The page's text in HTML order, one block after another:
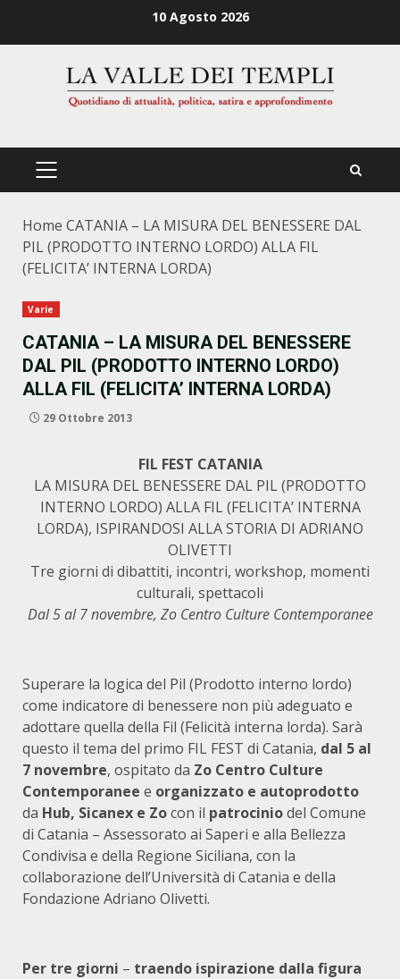
10 Agosto 2026
PRIMÄRES
Home CATANIA – LA MISURA DEL BENESSERE DAL
PIL (PRODOTTO INTERNO LORDO) ALLA FIL
(FELICITA’ INTERNA LORDA)
Varie
CATANIA – LA MISURA DEL BENESSERE
DAL PIL (PRODOTTO INTERNO LORDO)
ALLA FIL (FELICITA’ INTERNA LORDA)
29 Ottobre 2013
FIL FEST CATANIA
LA MISURA DEL BENESSERE DAL PIL (PRODOTTO
INTERNO LORDO) ALLA FIL (FELICITA’ INTERNA
LORDA), ISPIRANDOSI ALLA STORIA DI ADRIANO
OLIVETTI
Tre giorni di dibattiti, incontri, workshop, momenti
culturali, spettacoli
Dal 5 al 7 novembre, Zo Centro Culture Contemporanee
Superare la logica del Pil (Prodotto interno lordo)
come indicatore di benessere non più adeguato e
adottare quella della Fil (Felicità interna lorda). Sarà
questo il tema del primo FIL FEST di Catania, dal 5 al
7 novembre, ospitato da Zo Centro Culture
Contemporanee e organizzato e autoprodotto
da Hub, Sicanex e Zocon il patrociniodel Comune
di Catania – Assessorato ai Saperi e alla Bellezza
Condivisa e della Regione Siciliana, con la
collaborazione dell’Università di Catania e della
Fondazione Adriano Olivetti.
Per tre giorni – traendo ispirazione dalla figura